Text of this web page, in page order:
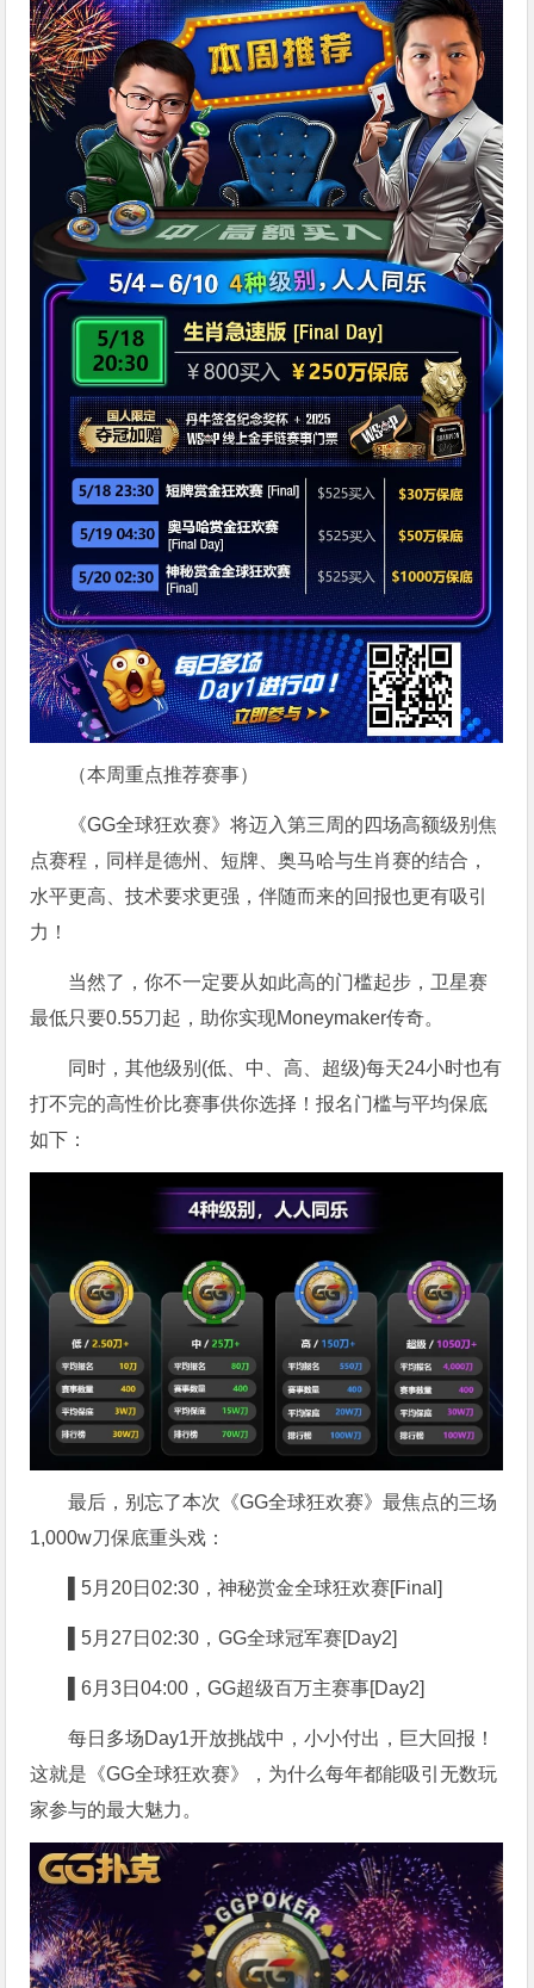
（本周重点推荐赛事）
《GG全球狂欢赛》将迈入第三周的四场高额级别焦
点赛程，同样是德州、短牌、奥马哈与生肖赛的结合，
水平更高、技术要求更强，伴随而来的回报也更有吸引
力！
当然了，你不一定要从如此高的门槛起步，卫星赛
最低只要0.55刀起，助你实现Moneymaker传奇。
同时，其他级别(低、中、高、超级)每天24小时也有
打不完的高性价比赛事供你选择！报名门槛与平均保底
如下：
最后，别忘了本次《GG全球狂欢赛》最焦点的三场
1,000w刀保底重头戏：
▌5月20日02:30，神秘赏金全球狂欢赛[Final]
▌5月27日02:30，GG全球冠军赛[Day2]
▌6月3日04:00，GG超级百万主赛事[Day2]
每日多场Day1开放挑战中，小小付出，巨大回报！
这就是《GG全球狂欢赛》，为什么每年都能吸引无数玩
家参与的最大魅力。